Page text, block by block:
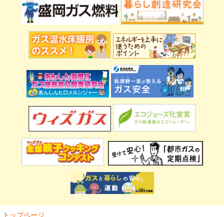
トップページ